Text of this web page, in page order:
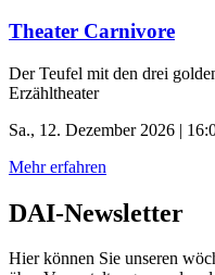
Theater Carnivore
Der Teufel mit den drei
Erzähltheater
Sa., 12. Dezember 2026 |
Mehr erfahren
DAI-Newsletter
Hier können Sie unseren